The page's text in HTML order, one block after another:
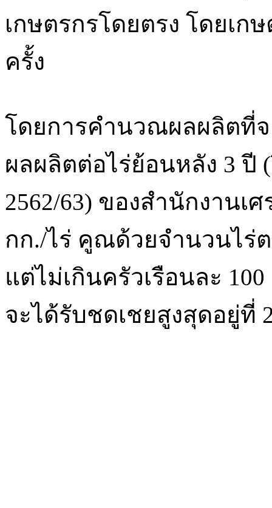
เกษตรกรโดยตรง โดยเก
ครั้ง
โดยการคำนวณผลผลิตที่
ผลผลิตต่อไร่ย้อนหลัง 3 ปี
2562/63) ของสำนักงานเ
กก./ไร่ คูณด้วยจำนวนไร่
แต่ไม่เกินครัวเรือนละ
จะได้รับชดเชยสูงสุดอยู่ที่